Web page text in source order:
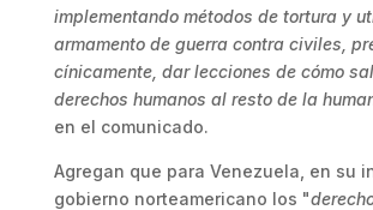
implementando métodos de tortura y
armamento de guerra contra civiles,
cínicamente, dar lecciones de cómo
derechos humanos al resto de la
en el comunicado.
Agregan que para Venezuela, en su
gobierno norteamericano los "